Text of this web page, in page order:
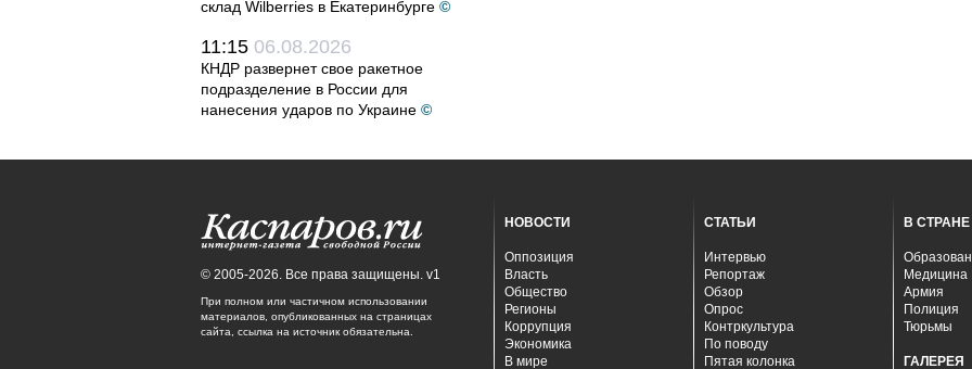
склад Wilberries в Екатеринбурге ©
11:15 06.08.2026
КНДР развернет свое ракетное
подразделение в России для
нанесения ударов по Украине ©
© 2005-2026. Все права защищены. v1
При полном или частичном использовании
материалов, опубликованных на страницах
сайта, ссылка на источник обязательна.
НОВОСТИ
Оппозиция
Власть
Общество
Регионы
Коррупция
Экономика
В мире
СТАТЬИ
Интервью
Репортаж
Обзор
Опрос
Контркультура
По поводу
Пятая колонка
В СТРАНЕ
Медицина
Армия
Полиция
Тюрьмы
ГАЛЕРЕЯ